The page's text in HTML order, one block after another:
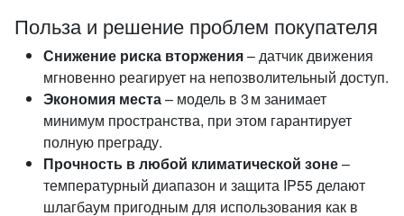
Польза и решение проблем покупателя
Снижение риска вторжения– датчик движения
мгновенно реагирует на непозволительный доступ.
Экономия места– модель в 3 м занимает
минимум пространства, при этом гарантирует
полную преграду.
Прочность в любой климатической зоне–
температурный диапазон и защита IP55 делают
шлагбаум пригодным для использования как в